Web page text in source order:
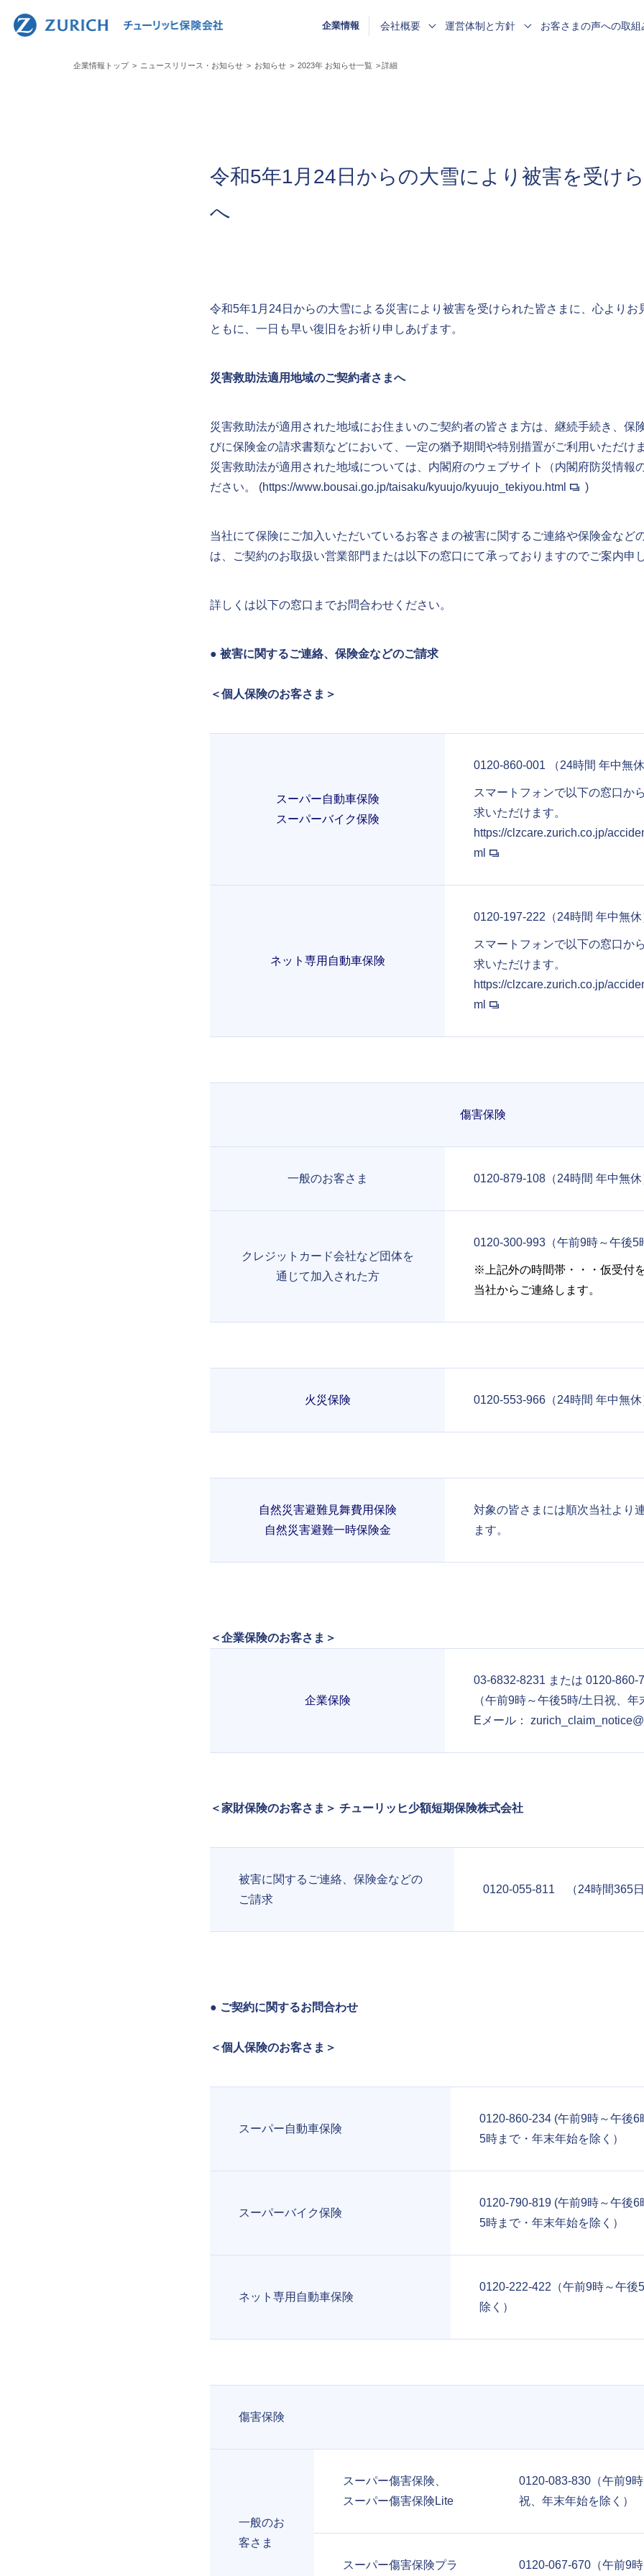
企業情報 会社概要
会社概要トップ トップメッセージ
運営体制と方針
運営体制と方針トップ ガバナンス態勢
お客さまの声への取組
お客さまの声への取組みトップ お客さまの声 受付態勢
ニュースリリース・お知らせトップ ニュースリリース
業績報告トップ ディスクロージャー
採用情報トップ 人事責任者からのメッセージ
企業情報トップ ニュースリリース・お知らせ お知らせ 2023年 お知らせ一覧 詳細
令和5年1月24日からの大雪により被害を受け
へ
令和5年1月24日からの大雪による災害により被害を受けられた皆さまに、心よりお
ともに、一日も早い復旧をお祈り申しあげます。
災害救助法適用地域のご契約者さまへ
災害救助法が適用された地域にお住まいのご契約者の皆さま方は、継続手続き、保
びに保険金の請求書類などにおいて、一定の猶予期間や特別措置がご利用いただけま
災害救助法が適用された地域については、内閣府のウェブサイト（内閣府防災情報
ださい。 (https://www.bousai.go.jp/taisaku/kyuujo/kyuujo_tekiyou.html )
当社にて保険にご加入いただいているお客さまの被害に関するご連絡や保険金など
は、ご契約のお取扱い営業部門または以下の窓口にて承っておりますのでご案内申
詳しくは以下の窓口までお問合わせください。
● 被害に関するご連絡、保険金などのご請求
＜個人保険のお客さま＞
スーパー自動車保険
スーパーバイク保険
0120-860-001 （24時間 年中無休
スマートフォンで以下の窓口か
求いただけます。
https://clzcare.zurich.co.jp/
ml
ネット専用自動車保険
0120-197-222（24時間 年中無休
スマートフォンで以下の窓口か
求いただけます。
https://clzcare.zurich.co.jp/
ml
傷害保険
一般のお客さま 0120-879-108（24時間 年中無休
クレジットカード会社など団体を
通じて加入された方
0120-300-993（午前9時～午後5
※上記外の時間帯・・・仮受付
当社からご連絡します。
火災保険 0120-553-966（24時間 年中無休
自然災害避難見舞費用保険
自然災害避難一時保険金
対象の皆さまには順次当社より
ます。
＜企業保険のお客さま＞
企業保険
03-6832-8231 または 0120-860-
（午前9時～午後5時/土日祝、年
Eメール：
＜家財保険のお客さま＞ チューリッヒ少額短期保険株式会社
被害に関するご連絡、保険金などの
ご請求
0120-055-811 （24時間365日
● ご契約に関するお問合わせ
＜個人保険のお客さま＞
スーパー自動車保険
0120-860-234 (午前9時～午後6
5時まで・年末年始を除く）
スーパーバイク保険
0120-790-819 (午前9時～午後6
5時まで・年末年始を除く）
ネット専用自動車保険
0120-222-422（午前9時～午後
除く）
傷害保険
一般のお
客さま
スーパー傷害保険、
スーパー傷害保険Lite
0120-083-830（午前9
祝、年末年始を除く）
スーパー傷害保険プラ 0120-067-670（午前9